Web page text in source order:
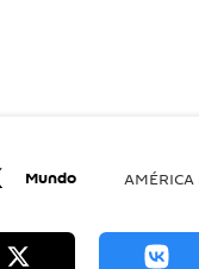
Mundo AMÉRICA